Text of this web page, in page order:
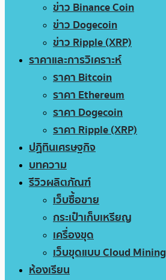
ข่าว Binance Coin
ข่าว Dogecoin
ข่าว Ripple (XRP)
ราคาและการวิเคราะห์
ราคา Bitcoin
ราคา Ethereum
ราคา Dogecoin
ราคา Ripple (XRP)
ปฏิทินเศรษฐกิจ
บทความ
รีวิวผลิตภัณฑ์
เว็บซื้อขาย
กระเป๋าเก็บเหรียญ
เครื่องขุด
เว็บขุดแบบ Cloud Mining
ห้องเรียน